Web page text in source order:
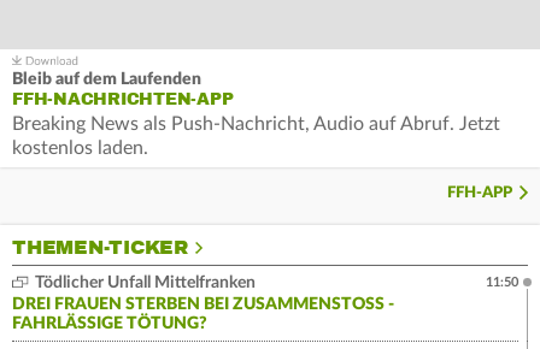
Bleib auf dem Laufenden
FFH-NACHRICHTEN-APP
Breaking News als Push-Nachricht, Audio auf Abruf. Jetzt
kostenlos laden.
FFH-APP
THEMEN-TICKER
Tödlicher Unfall Mittelfranken
DREI FRAUEN STERBEN BEI ZUSAMMENSTOSS - F
AHRLÄSSIGE TÖTUNG?
11:50